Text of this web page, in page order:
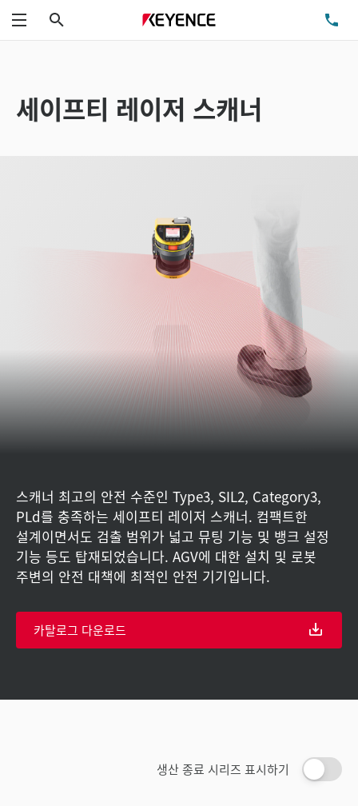
메뉴
세이프티 레이저 스캐너
스캐너 최고의 안전 수준인 Type3, SIL2, Category3,
PLd를 충족하는 세이프티 레이저 스캐너. 컴팩트한
설계이면서도 검출 범위가 넓고 뮤팅 기능 및 뱅크 설정
기능 등도 탑재되었습니다. AGV에 대한 설치 및 로봇
주변의 안전 대책에 최적인 안전 기기입니다.
카탈로그 다운로드
생산 종료 시리즈 표시하기